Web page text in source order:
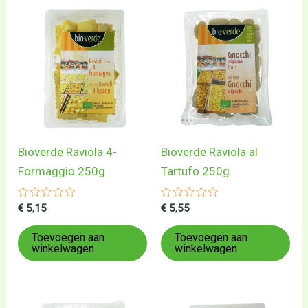
Bioverde Raviola 4-
Formaggio 250g
Gewaardeerd
uit
5
€ 5,15
Toevoegen aan
winkelwagen
Bioverde Raviola al
Tartufo 250g
Gewaardeerd
uit
5
€ 5,55
Toevoegen aan
winkelwagen